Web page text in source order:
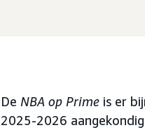
De NBA op Prime is er
2025-2026